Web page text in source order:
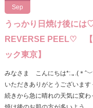
Sep
うっかり日焼け後には
REVERSE PEEL♡ 【
ック東京】
みなさま こんにちは*:.｡.(＊
いただきありがとうございま
続きから急に晴れの天気に変わ